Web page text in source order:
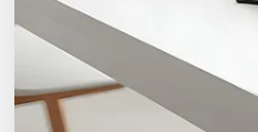
Рейтинги